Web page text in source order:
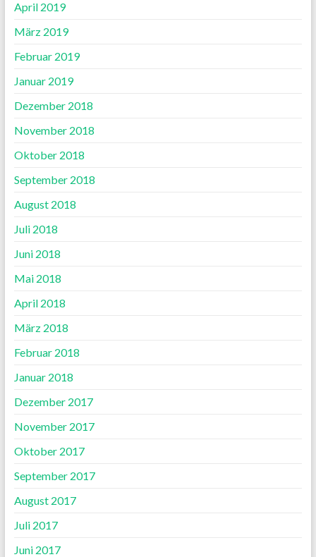
April 2019
März 2019
Februar 2019
Januar 2019
Dezember 2018
November 2018
Oktober 2018
September 2018
August 2018
Juli 2018
Juni 2018
Mai 2018
April 2018
März 2018
Februar 2018
Januar 2018
Dezember 2017
November 2017
Oktober 2017
September 2017
August 2017
Juli 2017
Juni 2017